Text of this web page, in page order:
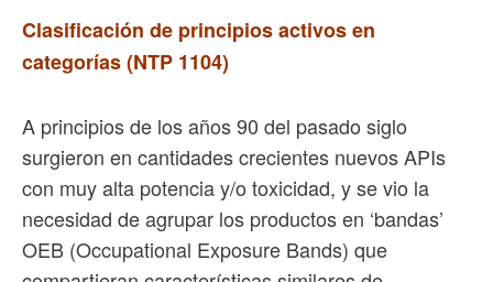
Clasificación de principios activos en
categorías (NTP 1104)
A principios de los años 90 del pasado siglo
surgieron en cantidades crecientes nuevos APIs
con muy alta potencia y/o toxicidad, y se vio la
necesidad de agrupar los productos en ‘bandas’
OEB (Occupational Exposure Bands) que